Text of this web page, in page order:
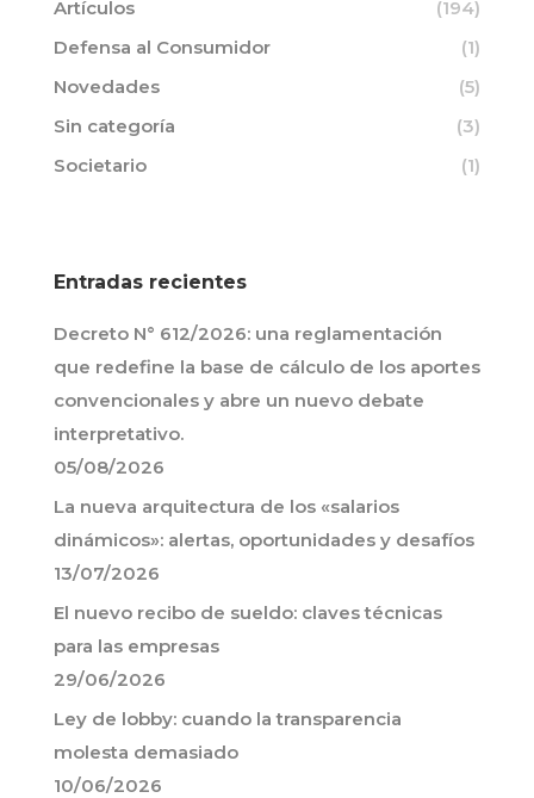
Artículos
(194)
Defensa al Consumidor
(1)
Novedades
(5)
Sin categoría
(3)
Societario
(1)
Entradas recientes
Decreto N° 612/2026: una reglamentación
que redefine la base de cálculo de los aportes
convencionales y abre un nuevo debate
interpretativo.
05/08/2026
La nueva arquitectura de los «salarios
dinámicos»: alertas, oportunidades y desafíos
13/07/2026
El nuevo recibo de sueldo: claves técnicas
para las empresas
29/06/2026
Ley de lobby: cuando la transparencia
molesta demasiado
10/06/2026